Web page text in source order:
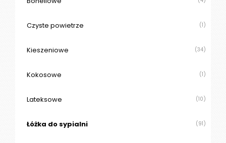
Czyste powietrze (1)
Kieszeniowe (34)
Kokosowe (1)
Lateksowe (10)
Łóżka do sypialni (91)